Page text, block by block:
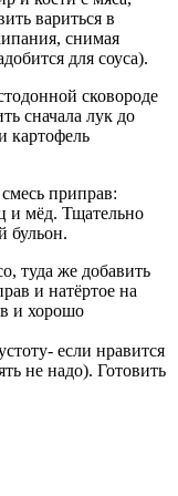
вариться в
снимая
для соуса).
сковороде
сначала лук до
картофель
приправ:
и мёд. Тщательно
бульон.
туда же добавить
и натёртое на
и хорошо
если нравится
не надо). Готовить